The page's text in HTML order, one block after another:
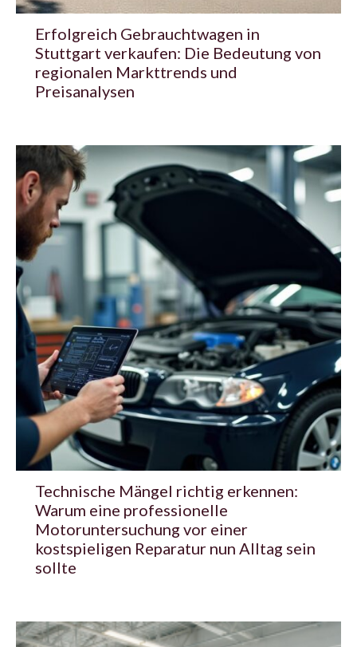
Erfolgreich Gebrauchtwagen in
Stuttgart verkaufen: Die Bedeutung von
regionalen Markttrends und
Preisanalysen
Technische Mängel richtig erkennen:
Warum eine professionelle
Motoruntersuchung vor einer
kostspieligen Reparatur nun Alltag sein
sollte